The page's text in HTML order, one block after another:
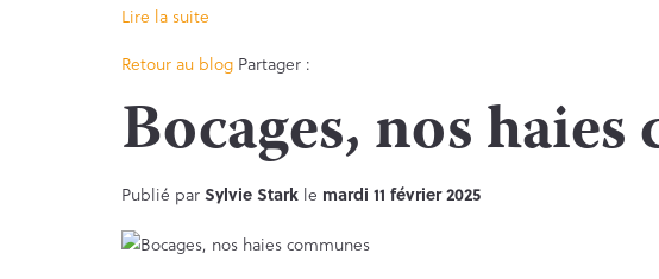
Lire la suite
Retour au blog Partager :
Bocages, nos
Publié parSylvie Stark le mardi 11 février 2025